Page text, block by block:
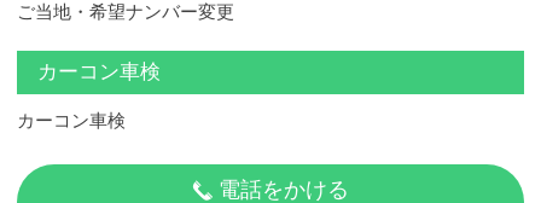
ご当地・希望ナンバー変更
カーコン車検
カーコン車検
電話をかける